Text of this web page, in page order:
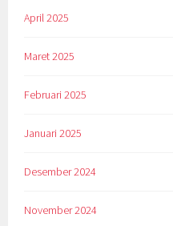
April 2025
Maret 2025
Februari 2025
Januari 2025
Desember 2024
November 2024